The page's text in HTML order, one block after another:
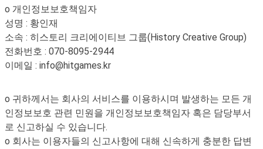
o 개인정보보호책임자
성명 : 황인재
소속 : 히스토리 크리에이티브 그룹(History Creative Group)
전화번호 : 070-8095-2944
이메일 : info@hitgames.kr
o 귀하께서는 회사의 서비스를 이용하시며 발생하는 모든 개
인정보보호 관련 민원을 개인정보보호책임자 혹은 담당부서
로 신고하실 수 있습니다.
o 회사는 이용자들의 신고사항에 대해 신속하게 충분한 답변